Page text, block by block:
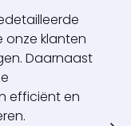
klanten
Daarnaast
efficiënt en